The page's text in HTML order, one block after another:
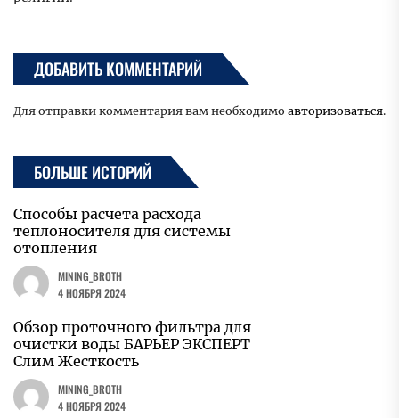
ДОБАВИТЬ КОММЕНТАРИЙ
Для отправки комментария вам необходимо авторизоваться.
БОЛЬШЕ ИСТОРИЙ
Способы расчета расхода
теплоносителя для системы
отопления
MINING_BROTH
4 НОЯБРЯ 2024
Обзор проточного фильтра для
очистки воды БАРЬЕР ЭКСПЕРТ
Слим Жесткость
MINING_BROTH
4 НОЯБРЯ 2024